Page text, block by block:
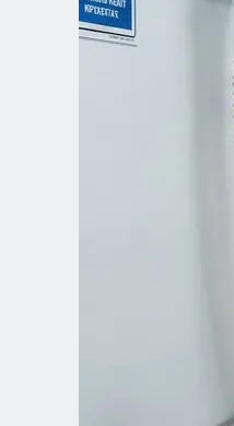
English
English
Spanish
Spanish